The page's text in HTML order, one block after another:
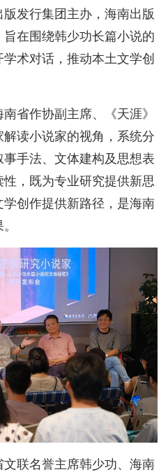
发行集团主办，海南出版
在围绕韩少功长篇小说的
术对话，推动本土文学创
南省作协副主席、《天涯》
读小说家的视角，系统分
手法、文体建构及思想表
，既为专业研究提供新思
创作提供新路径，是海南
联名誉主席韩少功、海南